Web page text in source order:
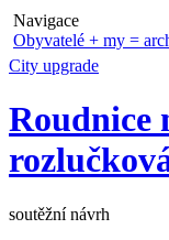
Navigace
Obyvatelé + my =
City upgrade
Roudnice
soutěžní návrh